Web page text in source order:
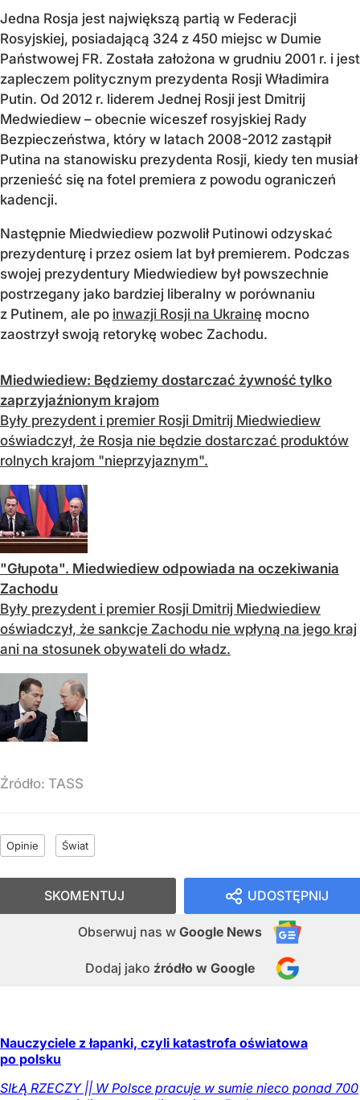
Jedna Rosja jest największą partią w Federacji
Rosyjskiej, posiadającą 324 z 450 miejsc w Dumie
Państwowej FR. Została założona w grudniu 2001 r. i jest
zapleczem politycznym prezydenta Rosji Władimira
Putin. Od 2012 r. liderem Jednej Rosji jest Dmitrij
Medwiediew – obecnie wiceszef rosyjskiej Rady
Bezpieczeństwa, który w latach 2008-2012 zastąpił
Putina na stanowisku prezydenta Rosji, kiedy ten musiał
przenieść się na fotel premiera z powodu ograniczeń
kadencji.
Następnie Miedwiediew pozwolił Putinowi odzyskać
prezydenturę i przez osiem lat był premierem. Podczas
swojej prezydentury Miedwiediew był powszechnie
postrzegany jako bardziej liberalny w porównaniu
z Putinem, ale po inwazji Rosji na Ukrainę mocno
zaostrzył swoją retorykę wobec Zachodu.
Miedwiediew: Będziemy dostarczać żywność tylko
zaprzyjaźnionym krajom
Były prezydent i premier Rosji Dmitrij Miedwiediew
oświadczył, że Rosja nie będzie dostarczać produktów
rolnych krajom "nieprzyjaznym".
"Głupota". Miedwiediew odpowiada na oczekiwania
Zachodu
Były prezydent i premier Rosji Dmitrij Miedwiediew
oświadczył, że sankcje Zachodu nie wpłyną na jego kraj
ani na stosunek obywateli do władz.
Źródło: TASS
Opinie Świat
UDOSTĘPNIJ
Obserwuj nas w Google News
Dodaj jako źródło w Google
SKOMENTUJ
Nauczyciele z łapanki, czyli katastrofa oświatowa
po polsku
SIŁĄ RZECZY || W Polsce pracuje w sumie nieco ponad 700